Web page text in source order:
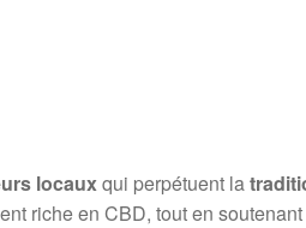
locauxqui perpétuent la
riche en CBD, tout en